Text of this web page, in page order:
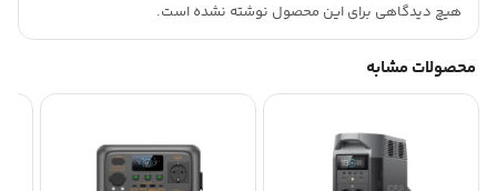
هیچ دیدگاهی برای این محصول نوشته نشده است.
محصولات مشابه